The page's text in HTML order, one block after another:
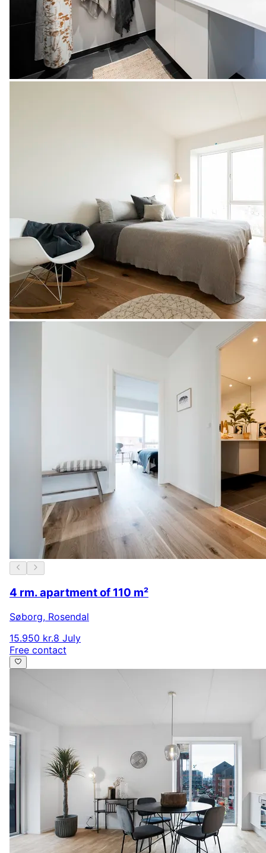
4 rm. apartment of 110 m²
Søborg, Rosendal
15.950 kr.8 July
Free contact